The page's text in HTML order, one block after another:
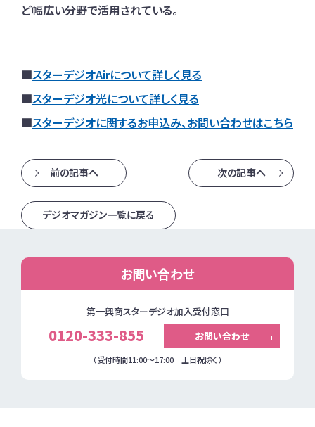
ど幅広い分野で活用されている。
■スターデジオAirについて詳しく見る
■スターデジオ光について詳しく見る
■スターデジオに関するお申込み、お問い合わせはこちら
前の記事へ 次の記事へ
デジオマガジン一覧に戻る
お問い合わせ
第一興商スターデジオ加入受付窓口
0120-333-855 お問い合わせ
（受付時間11:00～17:00 土日祝除く）